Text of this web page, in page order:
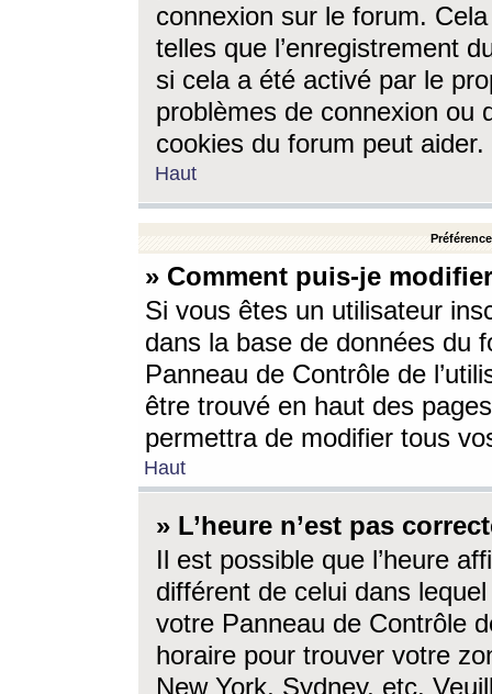
connexion sur le forum.
telles que l’enregistrement
si cela a été activé par le
problèmes de connexion ou
cookies du forum peut aider.
Haut
» Comment puis-je
Si vous êtes un utilisateur
dans la base de données du
Panneau de Contrôle de
être trouvé en haut des
permettra de modifier tous
Haut
» L’heure n’est pas
Il est possible que l’heure
différent de celui dans
votre Panneau de Contrôle
horaire pour trouver votre
New York, Sydney, etc.